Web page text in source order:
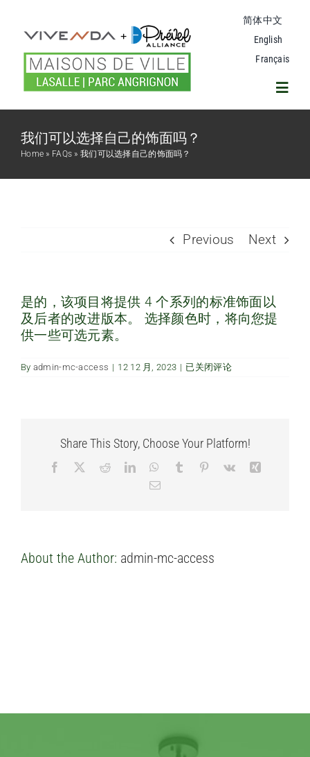
content
简体中文
English
Français
拉萨尔联排别墅项目
经常问的问题
联系我们
我们可以选择自己的饰面吗？
Home » FAQs » 我们可以选择自己的饰面吗？
Previous Next
是的，该项目将提供 4 个系列的标准饰面以
及后者的改进版本。 选择颜色时，将向您提
供一些可选元素。
By admin-mc-access | 12 12 月, 2023 | 我
己
已关闭评论
Share This Story, Choose Your Platform!
Facebook RedditLinkedInWhatsApp
Tumblr Pinterest
Vk
Email
About the Author: admin-mc-access